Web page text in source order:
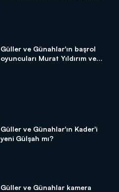
Güller ve Günahlar'ın başrol
oyuncuları Murat Yıldırım ve
Güller ve Günahlar'ın Kader'i
yeni Gülşah mı?
Güller ve Günahlar kamera